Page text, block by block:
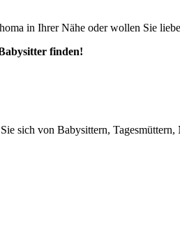
in Ihrer Nähe oder wollen Sie
finden!
sich von Babysittern,